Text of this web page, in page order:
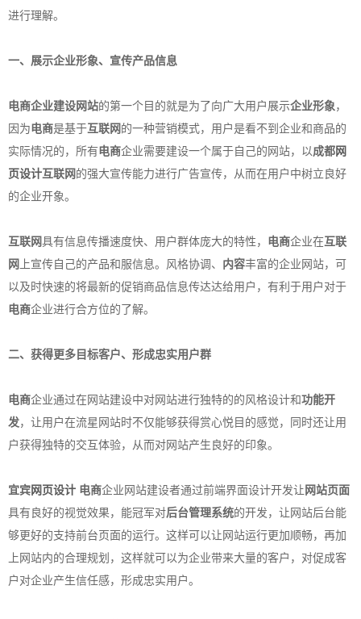
进行理解。
一、展示企业形象、宣传产品信息
电商企业建设网站的第一个目的就是为了向广大用户展示企业形象，
因为电商是基于互联网 的一种营销模式，用户是看不到企业和商品的
实际情况的，所有电商企业需要建设一个属于自己的网站，以成都 网
页设计互联网 的强大宣传能力进行广告宣传，从而在用户中树立良好
的企业开象。
互联网具有信息传播速度快、用户群体庞大的特性， 电商企业在互联
网 上宣传自己的产品和服信息。风格协调、 内容丰富的企业网站，可
以及时快速的将最新的促销商品信息传达达给用户，有利于用户对于
电商企业进行合方位的了解。
二、获得更多目标客户、形成忠实用户群
电商企业通过在网站建设中对网站进行独特的的风格设计和功能开
发，让用户在流星网站时不仅能够获得赏心悦目的感觉，同时还让用
户获得独特的交互体验，从而对网站产生良好的印象。
宜宾 网页设计 电商企业网站建设者通过前端界面设计开发让 网站页面
具有良好的视觉效果，能冠军对后台管理系统的开发，让网站后台能
够更好的支持前台页面的运行。这样可以让网站运行更加顺畅，再加
上网站内的合理规划，这样就可以为企业带来大量的客户，对促成客
户对企业产生信任感，形成忠实用户。